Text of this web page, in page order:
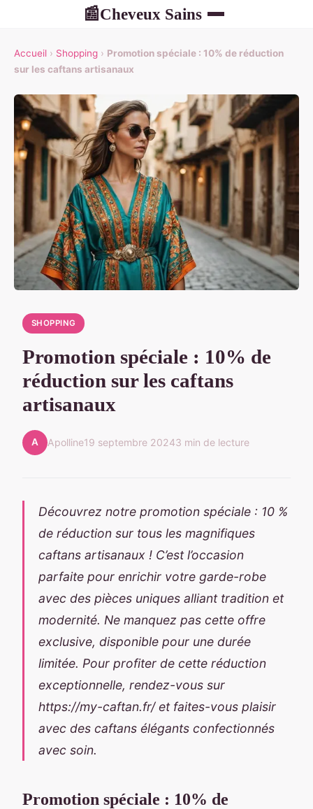
📰Cheveux Sains
Accueil › Shopping › Promotion spéciale : 10% de réduction
sur les caftans artisanaux
SHOPPING
Promotion spéciale : 10% de
réduction sur les caftans
artisanaux
A Apolline19 septembre 20243 min de lecture
Découvrez notre promotion spéciale : 10 %
de réduction sur tous les magnifiques
caftans artisanaux ! C’est l’occasion
parfaite pour enrichir votre garde-robe
avec des pièces uniques alliant tradition et
modernité. Ne manquez pas cette offre
exclusive, disponible pour une durée
limitée. Pour profiter de cette réduction
exceptionnelle, rendez-vous sur
https://my-caftan.fr/ et faites-vous plaisir
avec des caftans élégants confectionnés
avec soin.
Promotion spéciale : 10% de